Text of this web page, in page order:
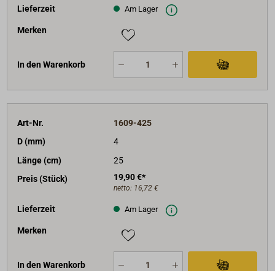
Lieferzeit Am Lager
Merken
In den Warenkorb
Art-Nr.
1609-425
D (mm)
4
Länge (cm)
25
Preis (Stück)
19,90 €*
netto: 16,72 €
Lieferzeit Am Lager
Merken
In den Warenkorb